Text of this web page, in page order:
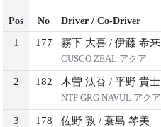
Pos No Driver / Co-Driver
1 177 霧下 大喜 / 伊藤 希来
CUSCO ZEAL アクア
2 182 木曽 汰香 / 平野 貴士
NTP GRG NAVUL アクア
3 178 佐野 敦 / 蓑島 琴美